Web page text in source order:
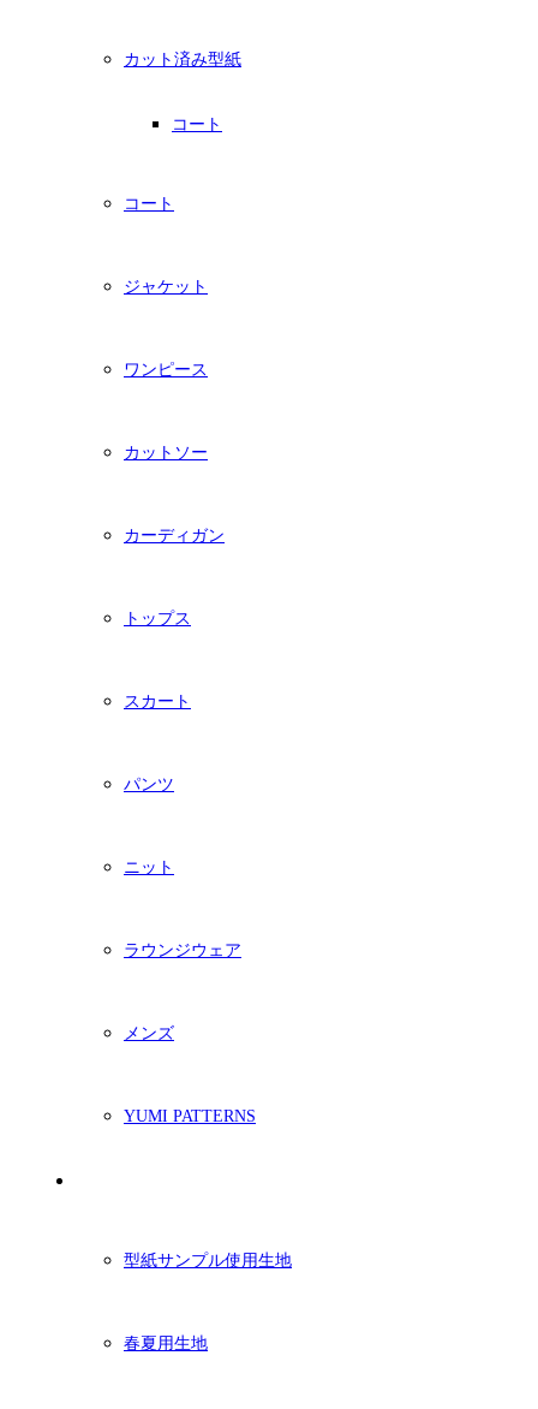
カット済み型紙
コート
コート
ジャケット
ワンピース
カットソー
カーディガン
トップス
スカート
パンツ
ニット
ラウンジウェア
メンズ
YUMI PATTERNS
型紙サンプル使用生地
春夏用生地